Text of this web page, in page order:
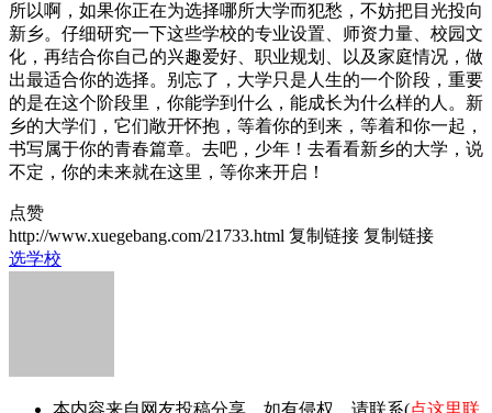
所以啊，如果你正在为选择哪所大学而犯愁，不妨把目光投向
新乡。仔细研究一下这些学校的专业设置、师资力量、校园文
化，再结合你自己的兴趣爱好、职业规划、以及家庭情况，做
出最适合你的选择。别忘了，大学只是人生的一个阶段，重要
的是在这个阶段里，你能学到什么，能成长为什么样的人。新
乡的大学们，它们敞开怀抱，等着你的到来，等着和你一起，
书写属于你的青春篇章。去吧，少年！去看看新乡的大学，说
不定，你的未来就在这里，等你来开启！
点赞
http://www.xuegebang.com/21733.html 复制链接 复制链接
选学校